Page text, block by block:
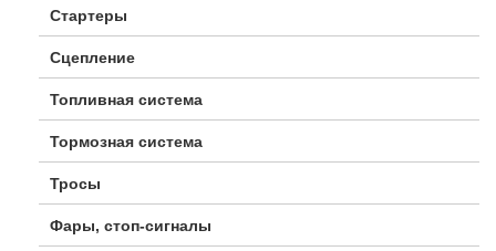
Стартеры
Сцепление
Топливная система
Тормозная система
Тросы
Фары, стоп-сигналы